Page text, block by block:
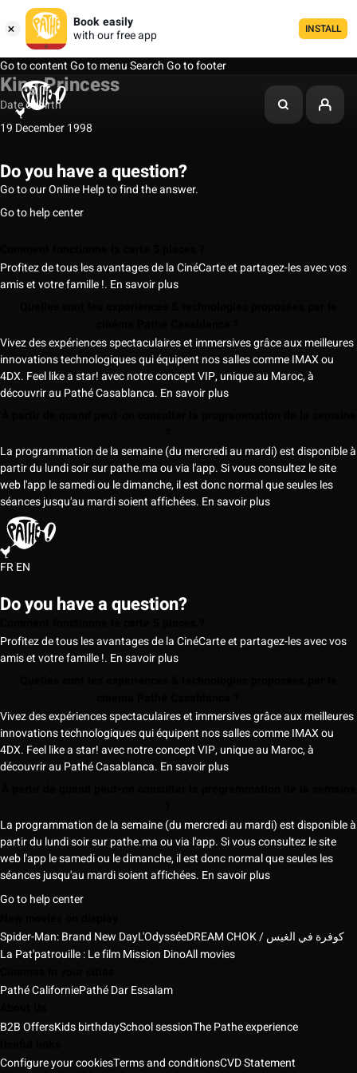
Book easily
with our free app
INSTALL
Go to contentGo to menuSearchGo to footer
King Princess
Date of birth
19 December 1998
Do you have a question?
Go to our Online Help to find the answer.
Go to help center
Profitez de tous les avantages de la CinéCarte et partagez-les avec vos
amis et votre famille !. En savoir plus
Vivez des expériences spectaculaires et immersives grâce aux meilleures
innovations technologiques qui équipent nos salles comme IMAX ou
4DX. Feel like a star! avec notre concept VIP, unique au Maroc, à
découvrir au Pathé Casablanca. En savoir plus
La programmation de la semaine (du mercredi au mardi) est disponible à
partir du lundi soir sur pathe.ma ou via l'app. Si vous consultez le site
web l'app le samedi ou le dimanche, il est donc normal que seules les
séances jusqu'au mardi soient affichées. En savoir plus
FREN
Do you have a question?
Profitez de tous les avantages de la CinéCarte et partagez-les avec vos
amis et votre famille !. En savoir plus
Vivez des expériences spectaculaires et immersives grâce aux meilleures
innovations technologiques qui équipent nos salles comme IMAX ou
4DX. Feel like a star! avec notre concept VIP, unique au Maroc, à
découvrir au Pathé Casablanca. En savoir plus
La programmation de la semaine (du mercredi au mardi) est disponible à
partir du lundi soir sur pathe.ma ou via l'app. Si vous consultez le site
web l'app le samedi ou le dimanche, il est donc normal que seules les
séances jusqu'au mardi soient affichées. En savoir plus
Go to help center
Spider-Man: Brand New DayL'Odyssée
DREAM CHOK / كوفرة في الغيس
La Pat'patrouille : Le film Mission DinoAll movies
Pathé CaliforniePathé Dar Essalam
B2B OffersKids birthdaySchool sessionThe Pathe experience
Configure your cookiesTerms and conditionsCVD Statement